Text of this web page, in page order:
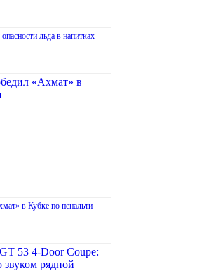
льда в напитках
в Кубке по пенальти